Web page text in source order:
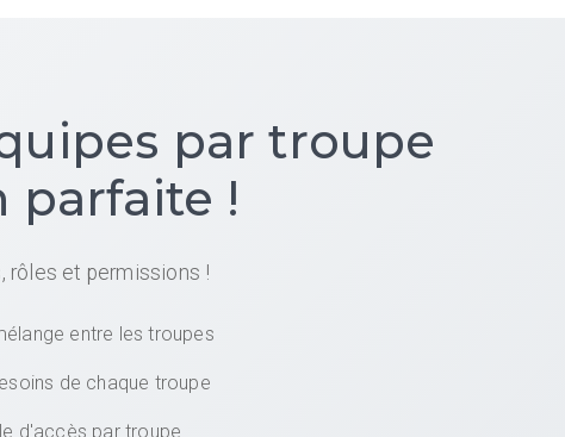
par troupe
parfaite !
rôles et permissions !
entre les troupes
de chaque troupe
d'accès par troupe